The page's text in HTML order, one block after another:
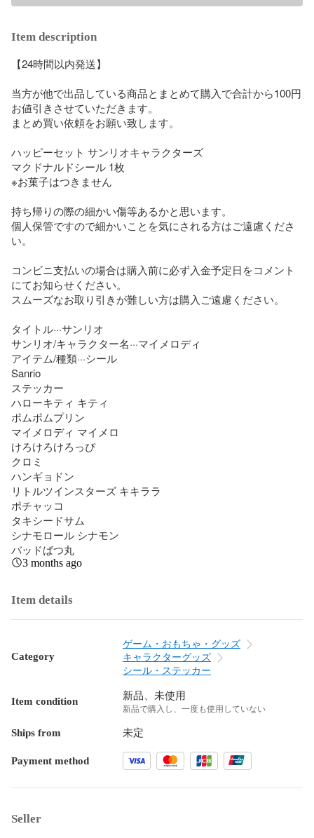
Item description
【24時間以内発送】
当方が他で出品している商品とまとめて購入で合計から100円
お値引きさせていただきます。
まとめ買い依頼をお願い致します。
ハッピーセット サンリオキャラクターズ
マクドナルドシール 1枚
※お菓子はつきません
持ち帰りの際の細かい傷等あるかと思います。
個人保管ですので細かいことを気にされる方はご遠慮くださ
い。
コンビニ支払いの場合は購入前に必ず入金予定日をコメント
にてお知らせください。
スムーズなお取り引きが難しい方は購入ご遠慮ください。
タイトル···サンリオ
サンリオ/キャラクター名···マイメロディ
アイテム/種類···シール
Sanrio
ステッカー
ハローキティ キティ
ポムポムプリン
マイメロディ マイメロ
けろけろけろっぴ
クロミ
ハンギョドン
リトルツインスターズ キキララ
ポチャッコ
タキシードサム
シナモロール シナモン
バッドばつ丸
3 months ago
Item details
Category
ゲーム・おもちゃ・グッズ
キャラクターグッズ
シール・ステッカー
Item condition 新品、未使用
新品で購入し、一度も使用していない
Ships from 未定
Payment method
Seller